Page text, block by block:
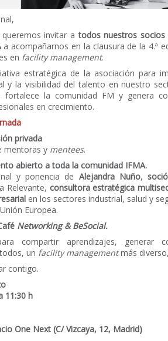
invitar a todos nuestros
a acompañarnos en la clausura de la 4.ª
en facility management.
estratégica de la asociación para
y la visibilidad del talento en nuestro
fortalece la comunidad FM y genera
en crecimiento.
privada
mentoras y mentees.
abierto a toda la comunidad IFMA.
y ponencia de Alejandra Nuño,
Relevante, consultora estratégica
en los sectores industrial, salud y
Europea.
Networking & BeSocial.
compartir aprendizajes, generar
un facility management más
contigo.
11:30 h
One Next (C/ Vizcaya, 12, Madrid)